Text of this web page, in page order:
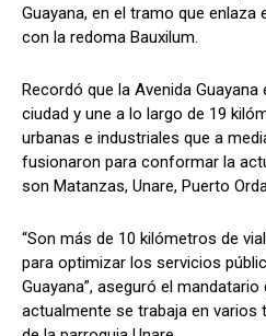
Guayana, en el tramo que enlaza
con la redoma Bauxilum.
Recordó que la Avenida
ciudad y une a lo largo de 19
urbanas e industriales que a
fusionaron para conformar la
son Matanzas, Unare, Puerto
“Son más de 10 kilómetros de
para optimizar los servicios
Guayana”, aseguró el
actualmente se trabaja en varios